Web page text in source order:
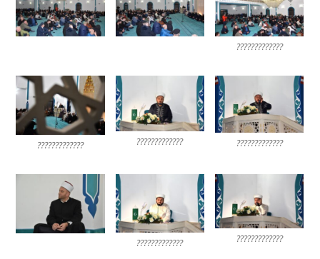
?????????????
????????????? ????????????? ?????????????
????????????? ?????????????